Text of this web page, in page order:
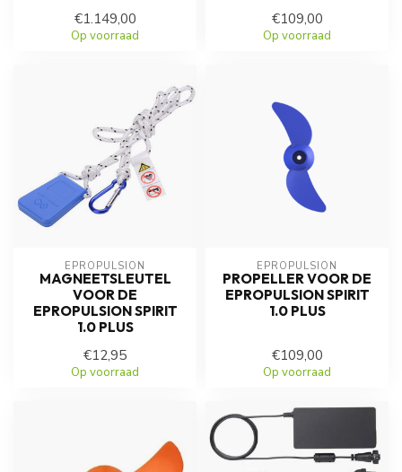
€1.149,00
Op voorraad
€109,00
Op voorraad
EPROPULSION
MAGNEETSLEUTEL
VOOR DE
EPROPULSION SPIRIT
1.0 PLUS
€12,95
Op voorraad
EPROPULSION
PROPELLER VOOR DE
EPROPULSION SPIRIT
1.0 PLUS
€109,00
Op voorraad